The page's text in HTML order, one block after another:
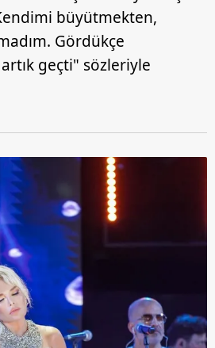
büyütmekten,
Gördükçe
geçti" sözleriyle